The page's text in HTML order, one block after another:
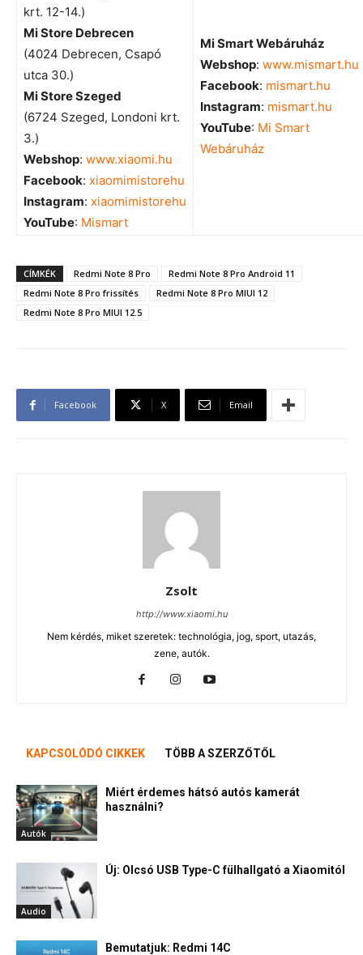
krt. 12-14.)
Mi Store Debrecen
(4024 Debrecen, Csapó
utca 30.)
Mi Store Szeged
(6724 Szeged, Londoni krt.
3.)
Webshop: www.xiaomi.hu
Facebook: xiaomimistorehu
Instagram: xiaomimistorehu
YouTube: Mismart
Mi Smart Webáruház
Webshop: www.mismart.hu
Facebook: mismart.hu
Instagram: mismart.hu
YouTube: Mi Smart
Webáruház
CÍMKÉK Redmi Note 8 Pro
Redmi Note 8 Pro Android 11
Redmi Note 8 Pro frissítés
Redmi Note 8 Pro MIUI 12
Redmi Note 8 Pro MIUI 12.5
Facebook X Email
Zsolt
http://www.xiaomi.hu
Nem kérdés, miket szeretek: technológia, jog, sport, utazás,
zene, autók.
KAPCSOLÓDÓ CIKKEK TÖBB A SZERZŐTŐL
Autók
Miért érdemes hátsó autós kamerát
használni?
Audio
Új: Olcsó USB Type-C fülhallgató a Xiaomitól
Bemutatjuk: Redmi 14C